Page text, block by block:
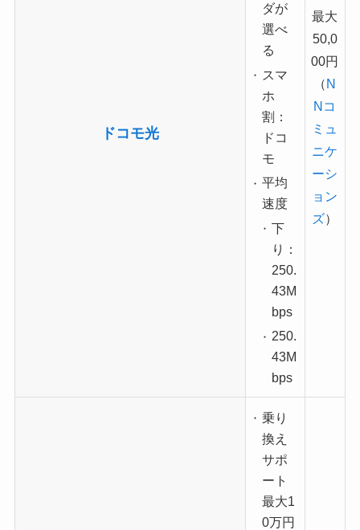
ドコモ光
ダが
選べ
る
スマ
ホ
割：
ドコ
モ
平均
速度
下
り：
250.
43M
bps
250.
43M
bps
最大
50,0
00円
（N
Nコ
ミュ
ニケ
ーシ
ョン
ズ）
乗り
換え
サポ
ート
最大1
0万円